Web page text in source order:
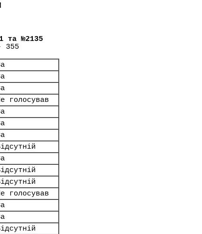
та №2135
355
голосував
голосував